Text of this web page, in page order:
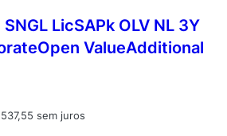
LicSAPk OLV NL 3Y
ValueAdditional
sem juros